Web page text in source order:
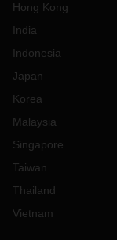
Hong Kong
India
Indonesia
Japan
Korea
Malaysia
Singapore
Taiwan
Thailand
Vietnam